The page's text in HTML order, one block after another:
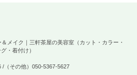
メイク｜三軒茶屋の美容室（カット・カラー・
・着付け）
/（その他）050-5367-5627